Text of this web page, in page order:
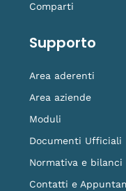
Comparti
Supporto
Area aderenti
Area aziende
Moduli
Documenti Ufficiali
Normativa e bilanci
Contatti e